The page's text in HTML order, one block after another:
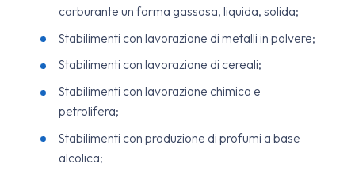
carburante un forma gassosa, liquida, solida;
Stabilimenti con lavorazione di metalli in polvere;
Stabilimenti con lavorazione di cereali;
Stabilimenti con lavorazione chimica e
petrolifera;
Stabilimenti con produzione di profumi a base
alcolica;